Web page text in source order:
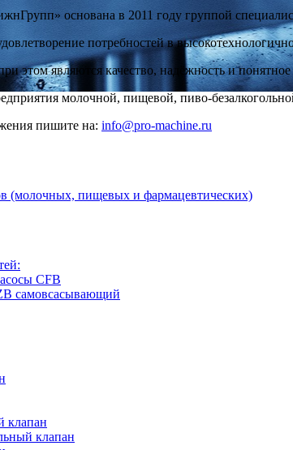
основана в 2011 году группой
потребностей в
этом являются качество, надёжность и понятное
молочной, пищевой, пиво-
пишите на: info@pro-machine.ru
(молочных, пищевых и фармацевтических)
CFB
самовсасывающий
клапан
клапан